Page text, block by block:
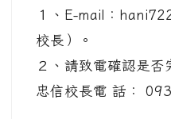
１、E-mail：
校長）。
２、請致電確認是否
忠信校長電 話：